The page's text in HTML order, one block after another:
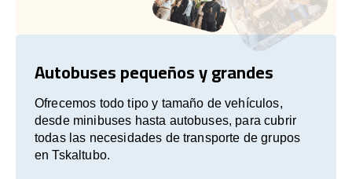
Autobuses pequeños y grandes
Ofrecemos todo tipo y tamaño de vehículos,
desde minibuses hasta autobuses, para cubrir
todas las necesidades de transporte de grupos
en Tskaltubo.